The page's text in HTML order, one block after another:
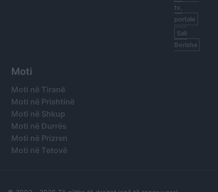
tv,
portale
Sali
Berisha
Moti
Moti në Tiranë
Moti në Prishtinë
Moti në Shkup
Moti në Durrës
Moti në Prizren
Moti në Tetovë